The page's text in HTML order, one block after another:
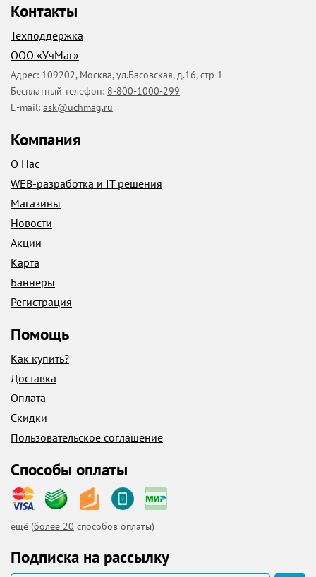
Контакты
Техподдержка
ООО «УчМаг»
Адрес: 109202, Москва,ул.Басовская, д.16, стр 1
Бесплатный телефон: 8-800-1000-299
E-mail: ask@uchmag.ru
Компания
О Нас
WEB-разработка и IT решения
Магазины
Новости
Акции
Карта
Баннеры
Регистрация
Помощь
Как купить?
Доставка
Оплата
Скидки
Пользовательское соглашение
Способы оплаты
ещё (более 20 способов оплаты)
Подписка на рассылку